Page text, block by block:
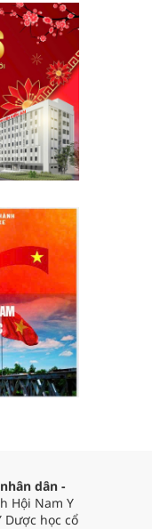
dân -
Hội Nam Y
Dược học cổ